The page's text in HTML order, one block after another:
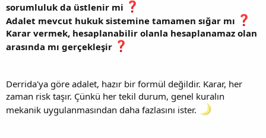
sorumluluk da üstlenir mi
Adalet mevcut hukuk sistemine tamamen sığar mı
Karar vermek, hesaplanabilir olanla hesaplanamaz olan
arasında mı gerçekleşir
Derrida'ya göre adalet, hazır bir formül değildir. Karar, her
zaman risk taşır. Çünkü her tekil durum, genel kuralın
mekanik uygulanmasından daha fazlasını ister.